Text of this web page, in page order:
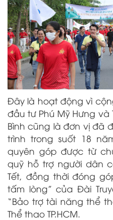
Đây là hoạt động vì
đầu tư Phú Mỹ Hưng
Bình cũng là đơn vị đã
trình trong suốt 18
quyên góp được từ
quỹ hỗ trợ người dân
Tết, đồng thời đóng
tấm lòng” của Đài
“Bảo trợ tài năng thể
Thể thao TP.HCM.